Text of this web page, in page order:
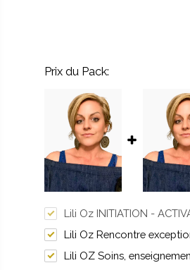
Prix ​​du Pack:
Lili Oz INITIATION -
Lili Oz Rencontre
Lili OZ Soins,